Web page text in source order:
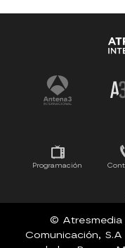
Antena 3
Tu cara me
Programación
© Atresmedia
Comunicación, S.A